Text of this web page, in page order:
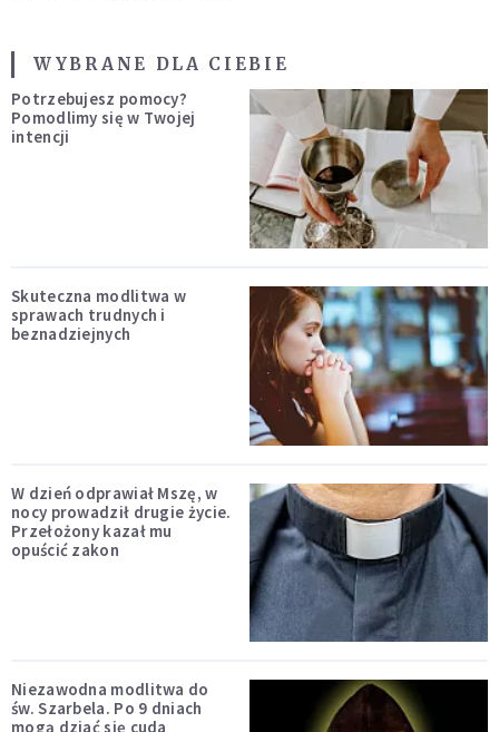
WYBRANE DLA CIEBIE
Potrzebujesz pomocy?
Pomodlimy się w Twojej
intencji
Skuteczna modlitwa w
sprawach trudnych i
beznadziejnych
W dzień odprawiał Mszę, w
nocy prowadził drugie życie.
Przełożony kazał mu
opuścić zakon
Niezawodna modlitwa do
św. Szarbela. Po 9 dniach
mogą dziać się cuda